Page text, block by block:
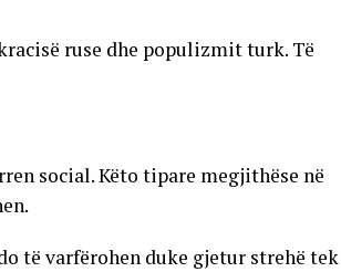
ruse dhe populizmit turk. Të
social. Këto tipare megjithëse në
të varfërohen duke gjetur strehë tek